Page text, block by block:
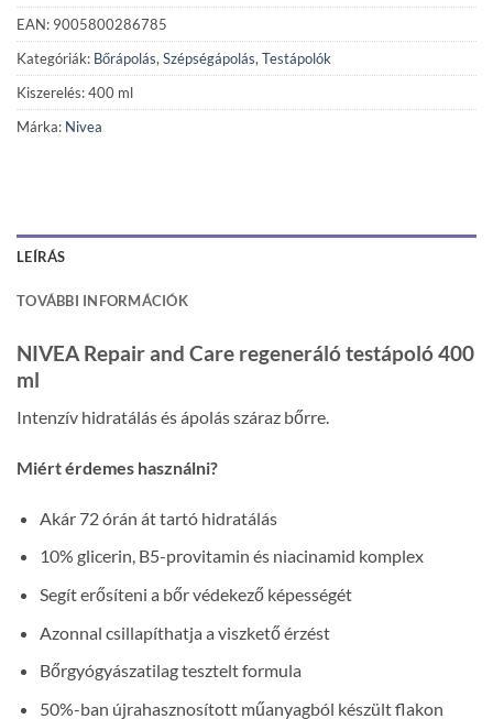
EAN: 9005800286785
Kategóriák: Bőrápolás, Szépségápolás, Testápolók
Kiszerelés: 400 ml
Márka: Nivea
LEÍRÁS
TOVÁBBI INFORMÁCIÓK
NIVEA Repair and Care regeneráló testápoló 400
ml
Intenzív hidratálás és ápolás száraz bőrre.
Miért érdemes használni?
Akár 72 órán át tartó hidratálás
10% glicerin, B5-provitamin és niacinamid komplex
Segít erősíteni a bőr védekező képességét
Azonnal csillapíthatja a viszkető érzést
Bőrgyógyászatilag tesztelt formula
50%-ban újrahasznosított műanyagból készült flakon